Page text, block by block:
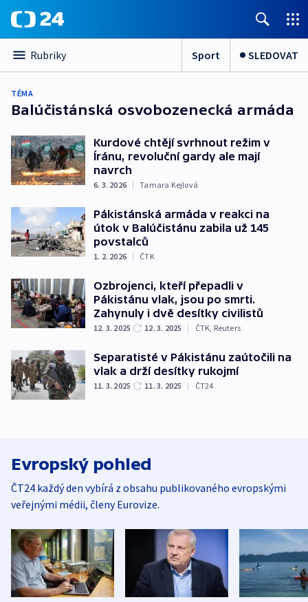
Rubriky Sport SLEDOVAT
TÉMA
Balúčistánská osvobozenecká armáda
Kurdové chtějí svrhnout režim v
Íránu, revoluční gardy ale mají
navrch
6. 3. 2026 | Tamara Kejlová
Pákistánská armáda v reakci na
útok v Balúčistánu zabila už 145
povstalců
1. 2. 2026 | ČTK
Ozbrojenci, kteří přepadli v
Pákistánu vlak, jsou po smrti.
Zahynuly i dvě desítky civilistů
12. 3. 2025 12. 3. 2025 | ČTK, Reuters
Separatisté v Pákistánu zaútočili na
vlak a drží desítky rukojmí
11. 3. 2025 11. 3. 2025 | ČT24
Evropský pohled
ČT24 každý den vybírá z obsahu publikovaného evropskými
veřejnými médii, členy Eurovize.